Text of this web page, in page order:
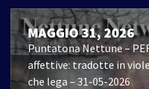
MAGGIO 31, 2026
Puntatona Nettune –
affettive: tradotte in
che lega – 31-05-2026